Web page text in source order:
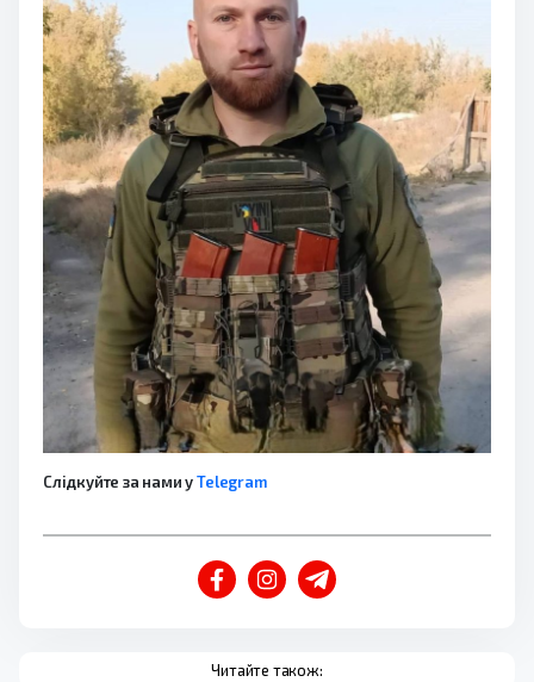
Слідкуйте за нами уTelegram
Читайте також: